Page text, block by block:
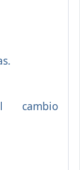
cambio